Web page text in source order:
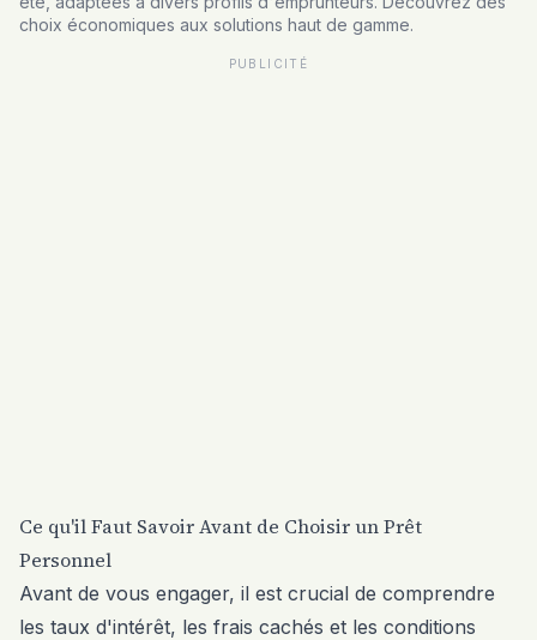
choix économiques aux solutions haut de gamme.
PUBLICITÉ
Ce qu'il Faut Savoir Avant de Choisir un Prêt
Personnel
Avant de vous engager, il est crucial de comprendre
les taux d'intérêt, les frais cachés et les conditions